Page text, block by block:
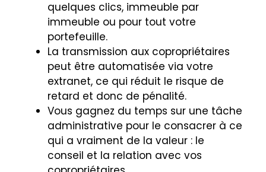
quelques clics, immeuble par
immeuble ou pour tout votre
portefeuille.
La transmission aux copropriétaires
peut être automatisée via votre
extranet, ce qui réduit le risque de
retard et donc de pénalité.
Vous gagnez du temps sur une tâche
administrative pour le consacrer à ce
qui a vraiment de la valeur : le
conseil et la relation avec vos